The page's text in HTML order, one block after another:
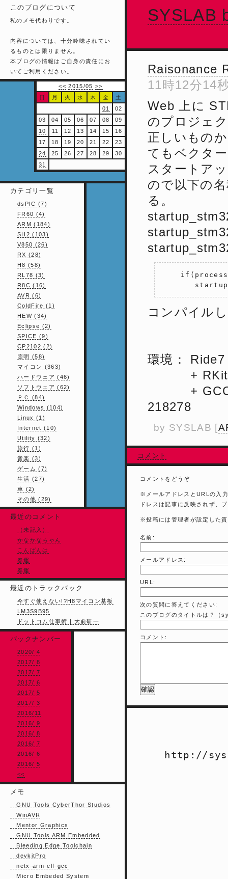
SYSLAB
このブログについて
私のメモ代わりです。
内容については、十分吟味されてい
るものとは限りません。
本ブログの情報はご自身の責任にお
いてご利用ください。
<< 2015/05 >>
日
月 火 水 木 金
土
01
02
03
04 05 06 07 08
09
10
11 12 13 14 15
16
17
18 19 20 21 22
23
24
25 26 27 28 29
30
31
カテゴリ一覧
dsPIC (7)
FR60 (4)
ARM (184)
SH2 (103)
V850 (26)
RX (28)
H8 (58)
RL78 (3)
R8C (16)
AVR (6)
ColdFire (1)
HEW (34)
Eclipse (2)
SPICE (9)
CP2102 (2)
照明 (58)
マイコン (363)
ハードウェア (46)
ソフトウェア (62)
ＰＣ (84)
Windows (104)
Linux (1)
Internet (10)
Utility (32)
旅行 (1)
音楽 (3)
ゲーム (7)
生活 (27)
車 (2)
その他 (29)
最近のコメント
（未記入）
かなかなちゃん
こんばんは
春運
春運
最近のトラックバック
今すぐ使えない!?H8マイコン基板
LM3S9B95
ドットコム仕事術 | 大前研一
バックナンバー
2020/ 4
2017/ 8
2017/ 7
2017/ 6
2017/ 5
2017/ 3
2016/11
2016/ 9
2016/ 8
2016/ 7
2016/ 6
2016/ 5
<<
メモ
GNU Tools CyberThor Studios
WinAVR
Mentor Graphics
GNU Tools ARM Embedded
Bleeding Edge Toolchain
devkitPro
netx-arm-elf-gcc
Micro Embeded System
Raisonance
11時12分14
Web 上に
のプロジェ
正しいもの
てもベクタ
スタートア
ので以下の
る。
コンパイル
環境：
+ RKit-
+ GCC
218278
by SYSLAB [
コメント
コメントをどうぞ
※メールアドレスとURLの入
ドレスは記事に反映されず、
※投稿には管理者が設定した
名前:
メールアドレス:
URL:
次の質問に答えてください:
このブログのタイトルは？（
コメント:
http://